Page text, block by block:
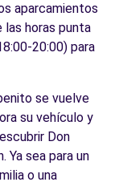
aparcamientos
las horas punta
20:00) para
se vuelve
su vehículo y
Don
Ya sea para un
o una